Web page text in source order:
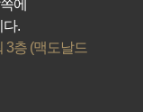
에
다.
3층 (맥도날드